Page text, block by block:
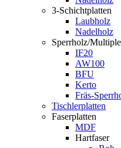
3-Schichtplatten
Laubholz
Nadelholz
Sperrholz/
IF20
AW100
BFU
Kerto
Fräs-
Tischlerplatten
Faserplatten
MDF
Hartfaser